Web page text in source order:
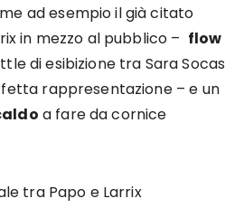
ad esempio il già citato
in mezzo al pubblico – flow
di esibizione tra Sara Socas
rappresentazione – e un
a fare da cornice
tra Papo e Larrix